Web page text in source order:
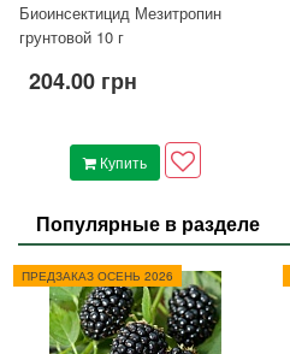
Биоинсектицид Мезитропин
грунтовой 10 г
204.00 грн
Купить
Популярные в разделе
ПРЕДЗАКАЗ ОСЕНЬ 2026